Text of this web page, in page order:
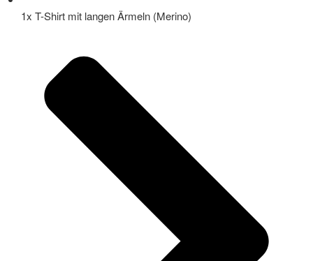
1x T-Shirt mit langen Ärmeln (Merino)